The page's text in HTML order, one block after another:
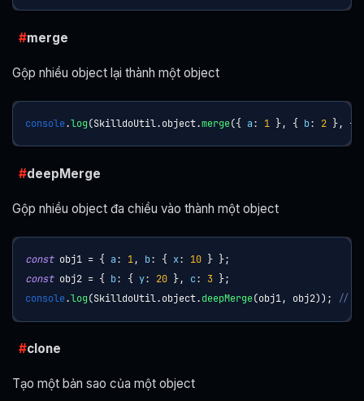
merge
Gộp nhiều object lại thành một object
console.log(SkilldoUtil.object.merge({ a: 1 }, { b: 2 }, {
deepMerge
Gộp nhiều object đa chiều vào thành một object
const obj1 = { a: 1, b: { x: 10 } };
const obj2 = { b: { y: 20 }, c: 3 };
console.log(SkilldoUtil.object.deepMerge(obj1, obj2)) ; // {
clone
Tạo một bản sao của một object